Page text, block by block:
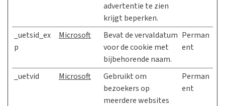
advertentie te zien
krijgt beperken.
_uetsid_ex
p
Microsoft
Bevat de vervaldatum
voor de cookie met
bijbehorende naam.
Perman
ent
_uetvid Microsoft
Gebruikt om
bezoekers op
meerdere websites
Perman
ent